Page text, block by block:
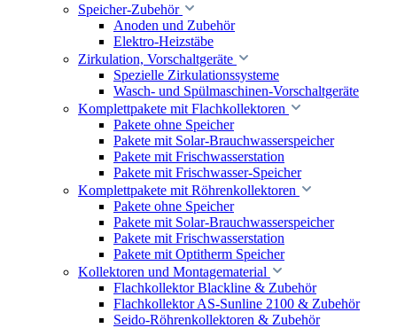
Speicher-Zubehör
Anoden und Zubehör
Elektro-Heizstäbe
Zirkulation, Vorschaltgeräte
Spezielle Zirkulationssysteme
Wasch- und Spülmaschinen-Vorschaltgeräte
Komplettpakete mit Flachkollektoren
Pakete ohne Speicher
Pakete mit Solar-Brauchwasserspeicher
Pakete mit Frischwasserstation
Pakete mit Frischwasser-Speicher
Komplettpakete mit Röhrenkollektoren
Pakete ohne Speicher
Pakete mit Solar-Brauchwasserspeicher
Pakete mit Frischwasserstation
Pakete mit Optitherm Speicher
Kollektoren und Montagematerial
Flachkollektor Blackline & Zubehör
Flachkollektor AS-Sunline 2100 & Zubehör
Seido-Röhrenkollektoren & Zubehör